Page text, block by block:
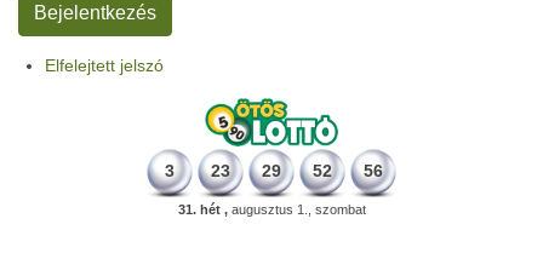
Elfelejtett jelszó
3 23 29 52 56
31. hét ,augusztus 1., szombat